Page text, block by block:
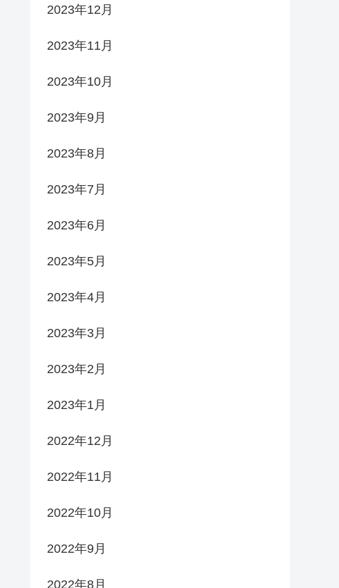
2023年12月
2023年11月
2023年10月
2023年9月
2023年8月
2023年7月
2023年6月
2023年5月
2023年4月
2023年3月
2023年2月
2023年1月
2022年12月
2022年11月
2022年10月
2022年9月
2022年8月